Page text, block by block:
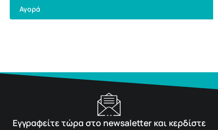
Αγορά
Εγγραφείτε τώρα στο newsaletter και κερδίστε